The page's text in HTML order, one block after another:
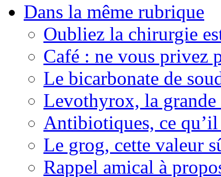
Dans la même rubrique
Oubliez la chirurgie
Café : ne vous privez
Le bicarbonate de
Levothyrox, la
Antibiotiques, ce
Le grog, cette valeur
Rappel amical à